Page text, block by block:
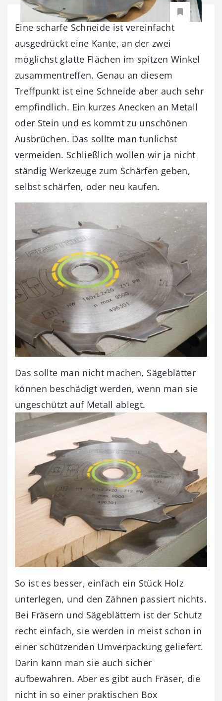
Eine scharfe Schneide ist vereinfacht
ausgedrückt eine Kante, an der zwei
möglichst glatte Flächen im spitzen Winkel
zusammentreffen. Genau an diesem
Treffpunkt ist eine Schneide aber auch sehr
empfindlich. Ein kurzes Anecken an Metall
oder Stein und es kommt zu unschönen
Ausbrüchen. Das sollte man tunlichst
vermeiden. Schließlich wollen wir ja nicht
ständig Werkzeuge zum Schärfen geben,
selbst schärfen, oder neu kaufen.
Das sollte man nicht machen, Sägeblätter
können beschädigt werden, wenn man sie
ungeschützt auf Metall ablegt.
So ist es besser, einfach ein Stück Holz
unterlegen, und den Zähnen passiert nichts.
Bei Fräsern und Sägeblättern ist der Schutz
recht einfach, sie werden in meist schon in
einer schützenden Umverpackung geliefert.
Darin kann man sie auch sicher
aufbewahren. Aber es gibt auch Fräser, die
nicht in so einer praktischen Box